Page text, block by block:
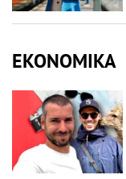
EKONOMIKA